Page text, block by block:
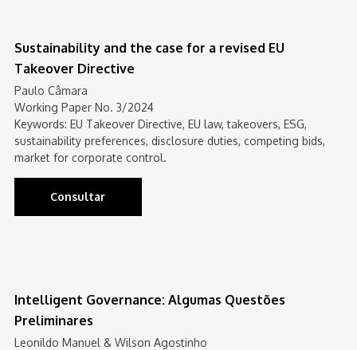
Sustainability and the case for a revised EU
Takeover Directive
Paulo Câmara
Working Paper No. 3/2024
Keywords: EU Takeover Directive, EU law, takeovers, ESG,
sustainability preferences, disclosure duties, competing bids,
market for corporate control.
Consultar
Intelligent Governance: Algumas Questões
Preliminares
Leonildo Manuel & Wilson Agostinho